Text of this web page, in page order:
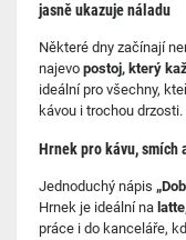
jasně ukazuje náladu
Některé dny začínají
najevo postoj, který
ideální pro všechny,
kávou i trochou drzosti.
Hrnek pro kávu, smích
Jednoduchý nápis
Hrnek je ideální na
práce i do kanceláře,